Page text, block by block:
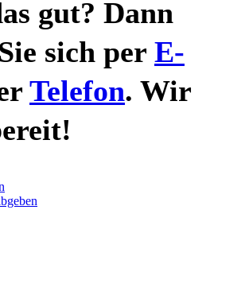
gut? Dann
sich per E-
Telefon. Wir